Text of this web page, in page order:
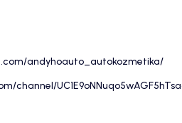
andyhoauto_autokozmetika/
channel/